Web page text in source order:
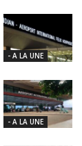
- A LA UNE
- A LA UNE